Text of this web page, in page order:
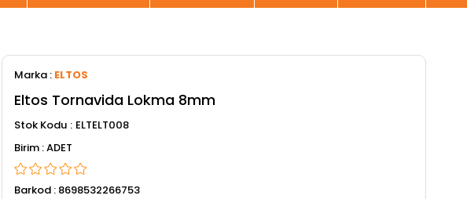
Marka : ELTOS
Eltos Tornavida Lokma 8mm
Stok Kodu
ELTELT008
ADET
Barkod : 8698532266753